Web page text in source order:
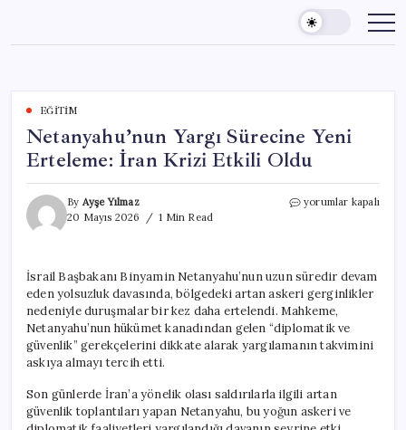
content
EĞITIM
Netanyahu’nun Yargı Sürecine Yeni
Erteleme: İran Krizi Etkili Oldu
By Ayşe Yılmaz
20 Mayıs 2026
1 Min Read
Netanyahu’nun
İran
Krizi
Etkili
Oldu
için
yorumlar kapalı
İsrail Başbakanı Binyamin Netanyahu’nun uzun süredir devam
eden yolsuzluk davasında, bölgedeki artan askeri gerginlikler
nedeniyle duruşmalar bir kez daha ertelendi. Mahkeme,
Netanyahu’nun hükümet kanadından gelen “diplomatik ve
güvenlik” gerekçelerini dikkate alarak yargılamanın takvimini
askıya almayı tercih etti.
Son günlerde İran’a yönelik olası saldırılarla ilgili artan
güvenlik toplantıları yapan Netanyahu, bu yoğun askeri ve